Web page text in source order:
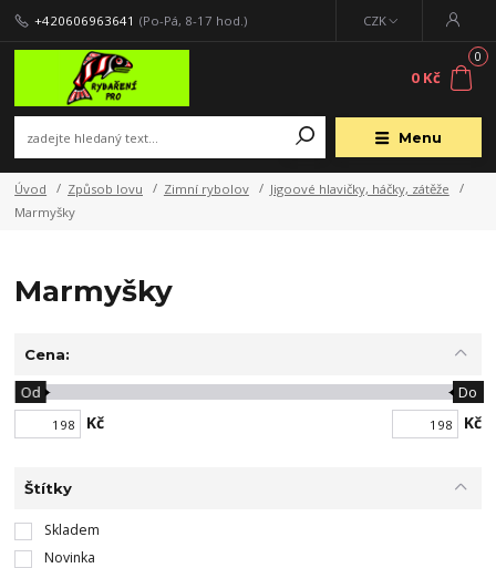
Menu
CZK
+420606963641 (Po-Pá, 8-17 hod.)
0
0 Kč
Úvod Způsob lovu Zimní rybolov
Jigoové hlavičky, háčky, zátěže
Marmyšky
Marmyšky
Cena:
Kč
Od Do
Kč
Štítky
Skladem
Novinka